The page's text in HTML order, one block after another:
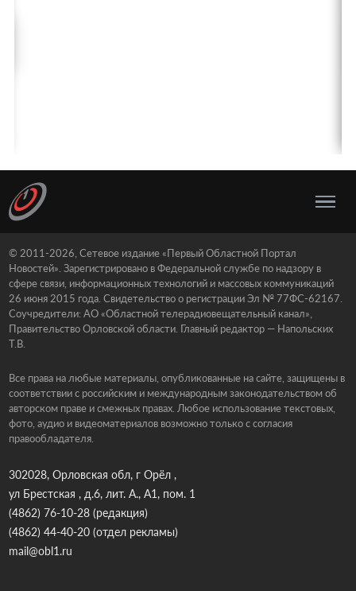
© 2011-2026, Сетевое издание «Первый Областной Портал
Новостей». Зарегистрировано в Федеральной службе по надзору в
сфере связи, информационных технологий и массовых коммуникаций
26 июня 2015 года. Свидетельство о регистрации Эл № 77ФС-62167.
Соучредители: АО «Областной телерадиовещательный канал»,
Правительство Орловской области. Главный редактор — Напольских
Т.В.
Все права на любые материалы, опубликованные на сайте, защищены в
соответствии с российским и международным законодательством об
авторском праве и смежных правах. Любое использование текстовых,
фото, аудио и видеоматериалов возможно только с согласия
правообладателя.
302028, Орловская обл, г Орёл ,
ул Брестская , д.6, лит. А., А1, пом. 1
(4862) 76-10-28(редакция)
(4862) 44-40-20(отдел рекламы)
mail@obl1.ru